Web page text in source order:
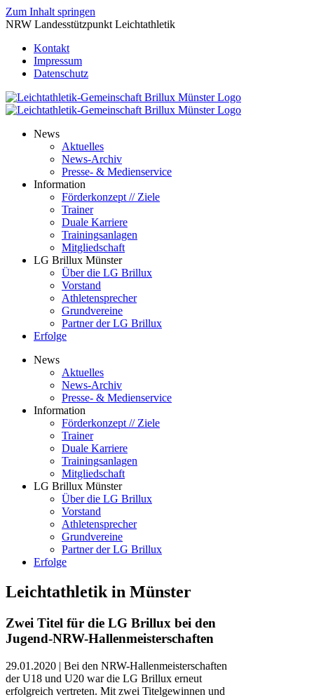
Zum Inhalt springen
NRW Landesstützpunkt Leichtathletik
Kontakt
Impressum
Datenschutz
News
Aktuelles
News-Archiv
Presse- & Medienservice
Information
Förderkonzept // Ziele
Trainer
Duale Karriere
Trainingsanlagen
Mitgliedschaft
LG Brillux Münster
Über die LG Brillux
Vorstand
Athletensprecher
Grundvereine
Partner der LG Brillux
Erfolge
News
Aktuelles
News-Archiv
Presse- & Medienservice
Information
Förderkonzept // Ziele
Trainer
Duale Karriere
Trainingsanlagen
Mitgliedschaft
LG Brillux Münster
Über die LG Brillux
Vorstand
Athletensprecher
Grundvereine
Partner der LG Brillux
Erfolge
Leichtathletik in Münster
Zwei Titel für die LG Brillux bei den
Jugend-NRW-Hallenmeisterschaften
29.01.2020 | Bei den NRW-Hallenmeisterschaften
der U18 und U20 war die LG Brillux erneut
erfolgreich vertreten. Mit zwei Titelgewinnen und